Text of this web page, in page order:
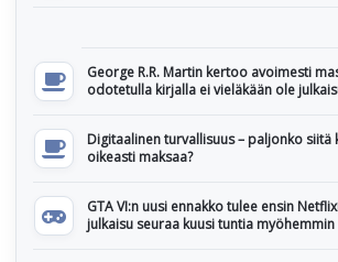
George R.R. Martin kertoo avoimesti
odotetulla kirjalla ei vieläkään ole
Digitaalinen turvallisuus – paljonko siitä
oikeasti maksaa?
GTA VI:n uusi ennakko tulee ensin
julkaisu seuraa kuusi tuntia myöhemmin